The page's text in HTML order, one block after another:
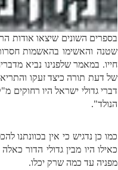
בספרים השונים שיצאו אודות
שטנה והאשימו בהאשמות
חייו. במאמר שלפנינו נביא
של דעת תורה כיצד זעקו
דברי גדולי ישראל היו רחוקים
הנולד".
כמו כן נדגיש כי אין
כאילו היו מבין גדולי הדור
מפניה עד כמה שרק יכלו.